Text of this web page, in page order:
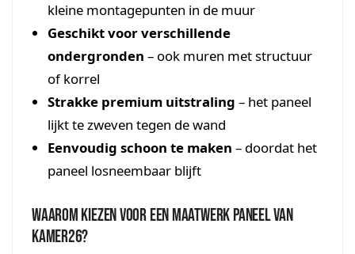
kleine montagepunten in de muur
Geschikt voor verschillende
ondergronden – ook muren met structuur
of korrel
Strakke premium uitstraling – het paneel
lijkt te zweven tegen de wand
Eenvoudig schoon te maken – doordat het
paneel losneembaar blijft
Waarom kiezen voor een maatwerk paneel van
Kamer26?